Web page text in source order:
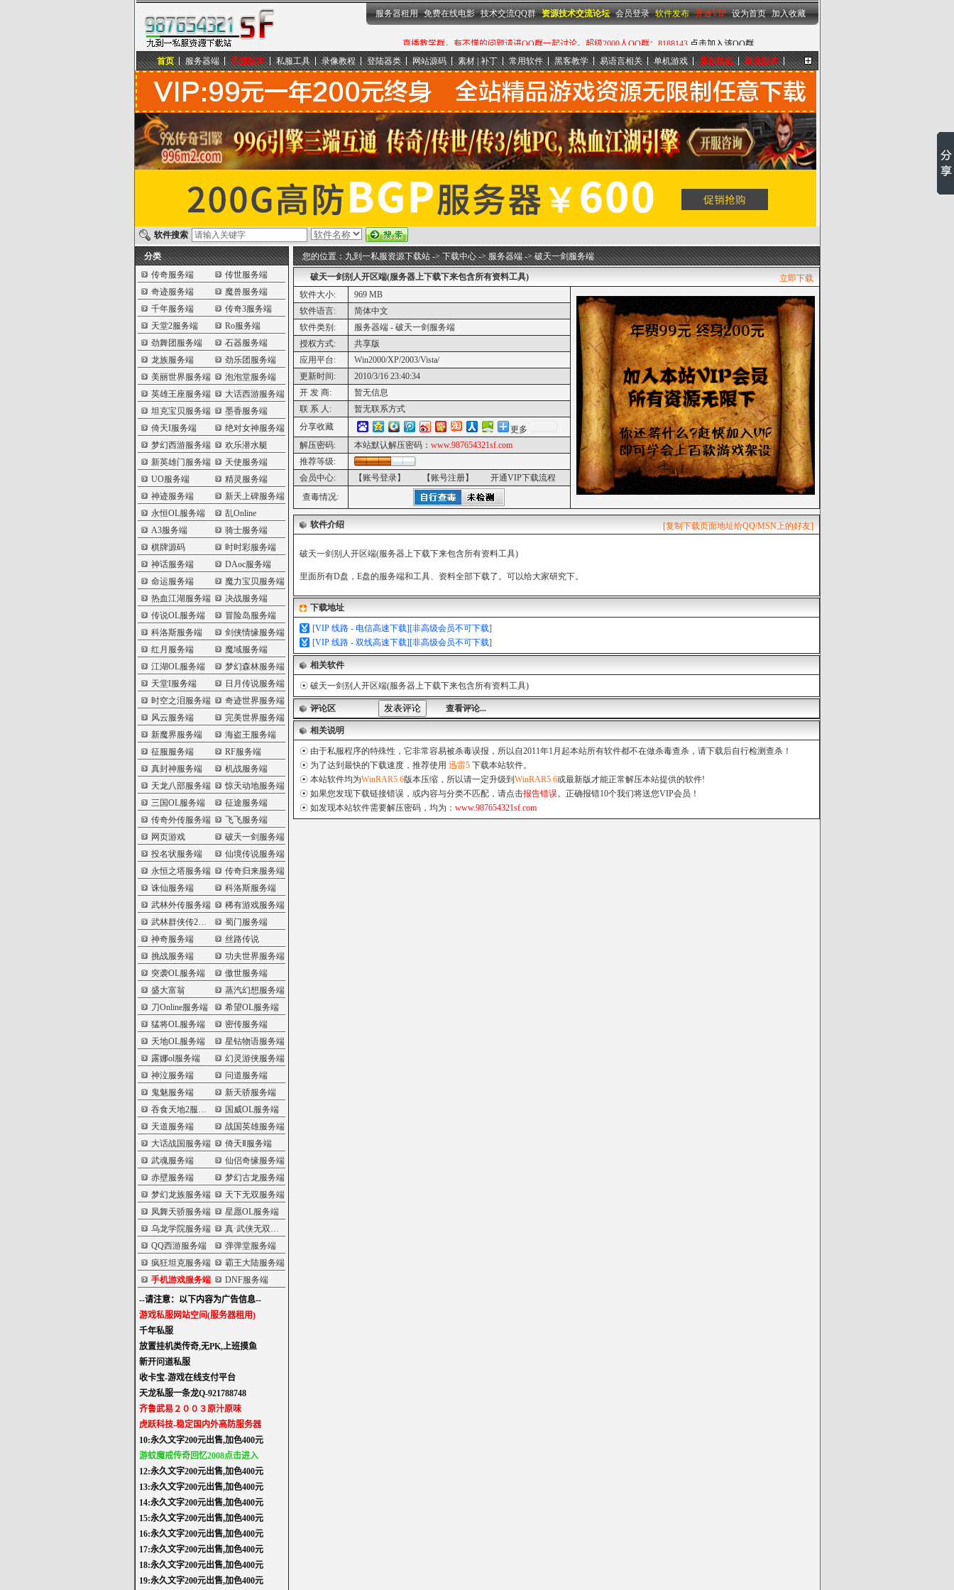
九到一私服资源下载站
设为首页|加入收藏
服务器租用 免费在线电影 技术交流QQ群 资源技术交流论坛 会员登录 软件发布 开通VIP 设为首页 加入收藏
更多...
首页 服务器端 手游版本 私服工具 录像教程 登陆器类 网站源码 素材 | 补丁 常用软件 黑客教学 易语言相关 单机游戏 原创教程 商业版本
软件搜索
分类
传奇服务端
传世服务端
奇迹服务端
魔兽服务端
千年服务端
传奇3服务端
天堂2服务端
Ro服务端
劲舞团服务端
石器服务端
龙族服务端
劲乐团服务端
美丽世界服务端
泡泡堂服务端
英雄王座服务端
大话西游服务端
坦克宝贝服务端
墨香服务端
倚天I服务端
绝对女神服务端
梦幻西游服务端
欢乐潜水艇
新英雄门服务端
天使服务端
UO服务端
精灵服务端
神迹服务端
新天上碑服务端
永恒OL服务端
乱Online
A3服务端
骑士服务端
棋牌源码
时时彩服务端
神话服务端
DAoc服务端
命运服务端
魔力宝贝服务端
热血江湖服务端
决战服务端
传说OL服务端
冒险岛服务端
科洛斯服务端
剑侠情缘服务端
红月服务端
魔域服务端
江湖OL服务端
梦幻森林服务端
天堂I服务端
日月传说服务端
时空之泪服务端
奇迹世界服务端
风云服务端
完美世界服务端
新魔界服务端
海盗王服务端
征服服务端
RF服务端
真封神服务端
机战服务端
天龙八部服务端
惊天动地服务端
三国OL服务端
征途服务端
传奇外传服务端
飞飞服务端
网页游戏
破天一剑服务端
投名状服务端
仙境传说服务端
永恒之塔服务端
传奇归来服务端
诛仙服务端
科洛斯服务端
武林外传服务端
稀有游戏服务端
武林群侠传2服务端
蜀门服务端
神奇服务端
丝路传说
挑战服务端
功夫世界服务端
突袭OL服务端
傲世服务端
盛大富翁
蒸汽幻想服务端
刀Online服务端
希望OL服务端
猛将OL服务端
密传服务端
天地OL服务端
星钻物语服务端
露娜ol服务端
幻灵游侠服务端
神泣服务端
问道服务端
鬼魅服务端
新天骄服务端
吞食天地2服务端
国威OL服务端
天道服务端
战国英雄服务端
大话战国服务端
倚天Ⅱ服务端
武魂服务端
仙侣奇缘服务端
赤壁服务端
梦幻古龙服务端
梦幻龙族服务端
天下无双服务端
凤舞天骄服务端
星愿OL服务端
乌龙学院服务端
真·武侠无双服务端
QQ西游服务端
弹弹堂服务端
疯狂坦克服务端
霸王大陆服务端
手机游戏服务端
DNF服务端
您的位置：九到一私服资源下载站->下载中心->服务器端->破天一剑服务端
立即下载
破天一剑别人开区端(服务器上下载下来包含所有资料工具)
软件大小:
969 MB
软件语言:
简体中文
软件类别:
服务器端 - 破天一剑服务端
授权方式:
共享版
应用平台:
Win2000/XP/2003/Vista/
更新时间:
2010/3/16 23:40:34
开 发 商:
暂无信息
联 系 人:
暂无联系方式
分享收藏
更多
解压密码:
本站默认解压密码： www.987654321sf.com
推荐等级:
会员中心:
【账号登录】 【账号注册】
开通VIP下载流程
查毒情况:
[复制下载页面地址给QQ/MSN上的好友]
软件介绍
破天一剑别人开区端(服务器上下载下来包含所有资料工具)
里面所有D盘，E盘的服务端和工具、资料全部下载了。可以给大家研究下。
下载地址
[VIP 线路 - 电信高速下载][非高级会员不可下载]
[VIP 线路 - 双线高速下载][非高级会员不可下载]
相关软件
☉ 破天一剑别人开区端(服务器上下载下来包含所有资料工具)
评论区 查看评论...
相关说明
☉ 由于私服程序的特殊性，它非常容易被杀毒误报，所以自2011年1月起本站所有软件都不在做杀毒查杀，请下载后自行检测查杀！
☉ 为了达到最快的下载速度，推荐使用 迅雷5下载本站软件。
☉ 本站软件均为WinRAR5.6版本压缩，所以请一定升级到 WinRAR5.6或最新版才能正常解压本站提供的软件!
☉ 如果您发现下载链接错误，或内容与分类不匹配，请点击报告错误。正确报错10个我们将送您VIP会员！
☉ 如发现本站软件需要解压密码，均为： www.987654321sf.com